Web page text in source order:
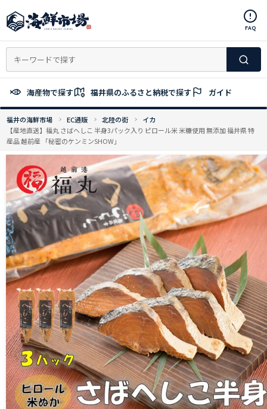
ン
ン
へ
ッ
FAQ
海産物で探す 福井県のふるさと納税で探す ガイド
福井の海鮮市場 EC通販 北陸の街
イカ
【産地直送】福丸 さばへしこ 半身3パック入り ピロール米 米糠使用 無添加 福井県 特
産品 越前産 「秘密のケンミンSHOW」